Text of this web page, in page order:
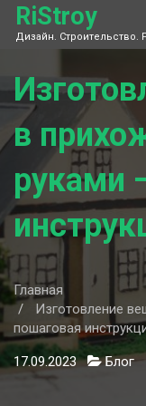
Skip
content
RiStroy
Дизайн. Строительство.
в
руками
Главная
Изготовление
пошаговая
17.09.2023 Блог